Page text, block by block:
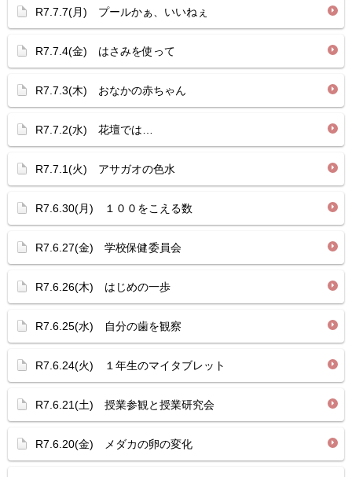
R7.7.7(月) プールかぁ、いいねぇ
R7.7.4(金) はさみを使って
R7.7.3(木) おなかの赤ちゃん
R7.7.2(水) 花壇では…
R7.7.1(火) アサガオの色水
R7.6.30(月) １００をこえる数
R7.6.27(金) 学校保健委員会
R7.6.26(木) はじめの一歩
R7.6.25(水) 自分の歯を観察
R7.6.24(火) １年生のマイタブレット
R7.6.21(土) 授業参観と授業研究会
R7.6.20(金) メダカの卵の変化